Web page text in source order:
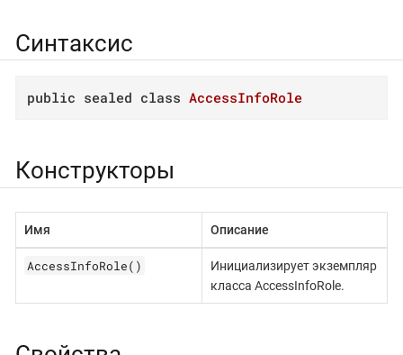
Синтаксис
public sealed class AccessInfoRole
Конструкторы
Имя Описание
AccessInfoRole()
Инициализирует экземпляр
класса AccessInfoRole.